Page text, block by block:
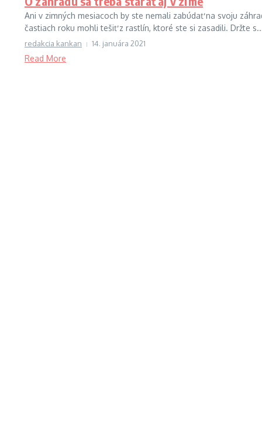
Ani v zimných mesiacoch by ste nemali zabúdať na svoju
častiach roku mohli tešiť z rastlín, ktoré ste si zasadili. Držte
redakcia kankan 14. januára 2021
Read More